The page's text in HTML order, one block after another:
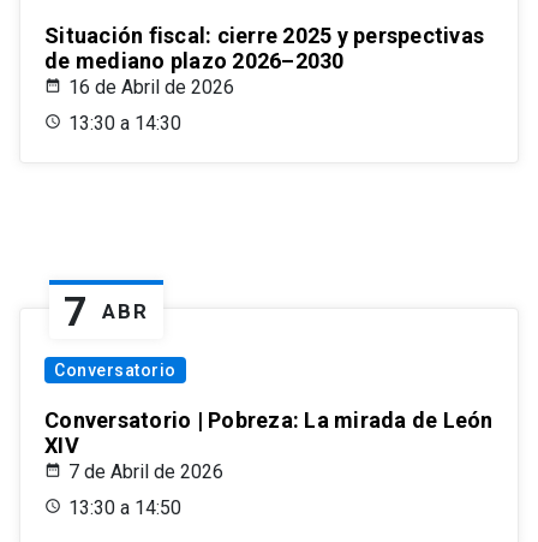
Situación fiscal: cierre 2025 y perspectivas
de mediano plazo 2026–2030
16 de Abril de 2026
13:30 a 14:30
7 ABR
Conversatorio
Conversatorio | Pobreza: La mirada de León
XIV
7 de Abril de 2026
13:30 a 14:50